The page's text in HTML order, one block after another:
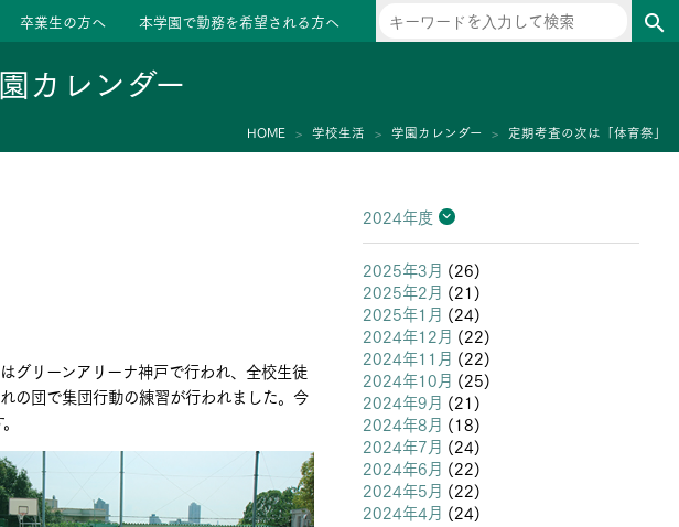
卒業生の方へ 本学園で勤務を希望される方へ search
カレンダー
HOME 学校生活 学園カレンダー 定期考査の次は「体育祭」
グリーンアリーナ神戸で行われ、全校生徒
の団で集団行動の練習が行われました。今
2024年度
2026年度
2025年度
2024年度
2023年度
2022年度
2021年度
2020年度
2019年度
2018年度
2017年度
2016年度
2015年度
2014年度
2013年度
2025年3月 (26)
2025年2月 (21)
2025年1月 (24)
2024年12月 (22)
2024年11月 (22)
2024年10月 (25)
2024年9月 (21)
2024年8月 (18)
2024年7月 (24)
2024年6月 (22)
2024年5月 (22)
2024年4月 (24)